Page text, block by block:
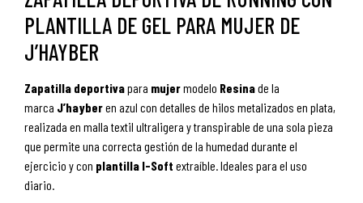
PLANTILLA DE GEL PARA MUJER DE
J’HAYBER
Zapatilla deportivapara mujermodelo Resinade la
marca J’hayberen azul con detalles de hilos metalizados en plata,
realizada en malla textil ultraligera y transpirable de una sola pieza
que permite una correcta gestión de la humedad durante el
ejercicio y con plantilla I-Soft extraíble. Ideales para el uso
diario.